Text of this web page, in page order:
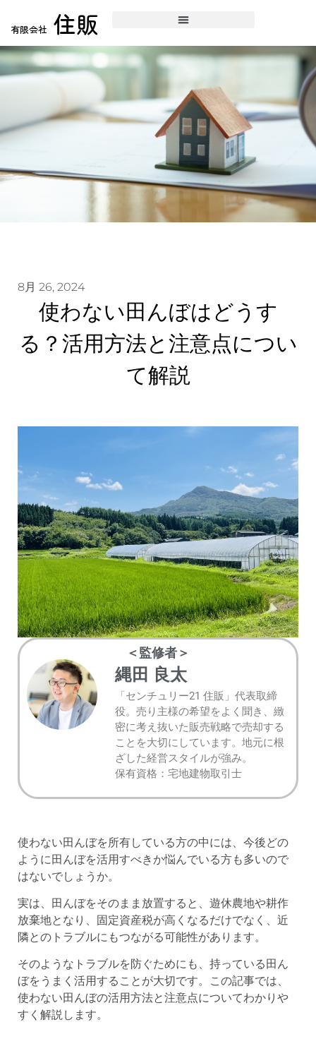
有限会社 住販
8月 26, 2024
使わない田んぼはどうす
る？活用方法と注意点につい
て解説
＜監修者＞
縄田 良太
「センチュリー21 住販」代表取締
役。売り主様の希望をよく聞き、緻
密に考え抜いた販売戦略で売却する
ことを大切にしています。地元に根
ざした経営スタイルが強み。
保有資格：宅地建物取引士
使わない田んぼを所有している方の中には、今後どの
ように田んぼを活用すべきか悩んでいる方も多いので
はないでしょうか。
実は、田んぼをそのまま放置すると、遊休農地や耕作
放棄地となり、固定資産税が高くなるだけでなく、近
隣とのトラブルにもつながる可能性があります。
そのようなトラブルを防ぐためにも、持っている田ん
ぼをうまく活用することが大切です。この記事では、
使わない田んぼの活用方法と注意点についてわかりや
すく解説します。